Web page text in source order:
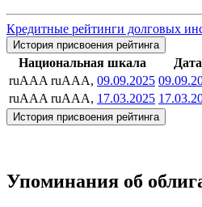
Кредитные рейтинги долговых
История присвоения рейтинга
Национальная шкала
Дата
ruAAA ruAAA, 09.09.2025
ruAAA ruAAA, 17.03.2025
История присвоения рейтинга
Упоминания об